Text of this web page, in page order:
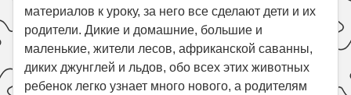
материалов к уроку, за него все сделают дети и их
родители. Дикие и домашние, большие и
маленькие, жители лесов, африканской саванны,
диких джунглей и льдов, обо всех этих животных
ребенок легко узнает много нового, а родителям